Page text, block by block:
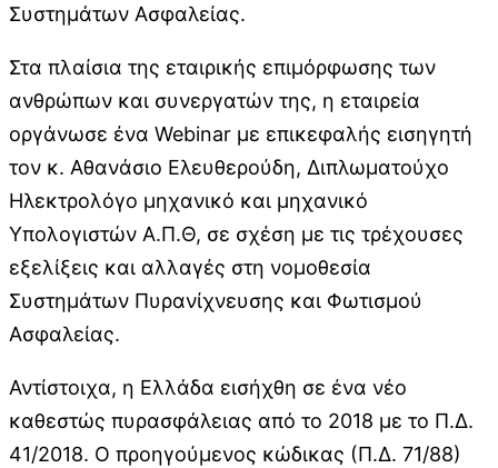
Συστημάτων Ασφαλείας.
Στα πλαίσια της εταιρικής επιμόρφωσης των
ανθρώπων και συνεργατών της, η εταιρεία
οργάνωσε ένα Webinar με επικεφαλής εισηγητή
τον κ. Αθανάσιο Ελευθερούδη, Διπλωματούχο
Ηλεκτρολόγο μηχανικό και μηχανικό
Υπολογιστών Α.Π.Θ, σε σχέση με τις τρέχουσες
εξελίξεις και αλλαγές στη νομοθεσία
Συστημάτων Πυρανίχνευσης και Φωτισμού
Ασφαλείας.
Αντίστοιχα, η Ελλάδα εισήχθη σε ένα νέο
καθεστώς πυρασφάλειας από το 2018 με το Π.Δ.
41/2018. Ο προηγούμενος κώδικας (Π.Δ. 71/88)